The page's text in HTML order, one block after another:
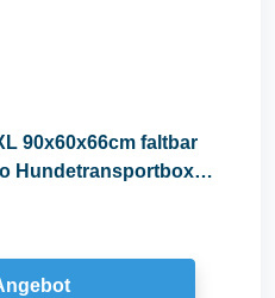
90x60x66cm faltbar
Hundetransportbox